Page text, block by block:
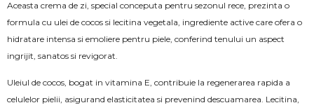
Aceasta crema de zi, special conceputa pentru sezonul rece, prezinta o
formula cu ulei de cocos si lecitina vegetala, ingrediente active care ofera o
hidratare intensa si emoliere pentru piele, conferind tenului un aspect
ingrijit, sanatos si revigorat.
Uleiul de cocos, bogat in vitamina E, contribuie la regenerarea rapida a
celulelor pielii, asigurand elasticitatea si prevenind descuamarea. Lecitina,